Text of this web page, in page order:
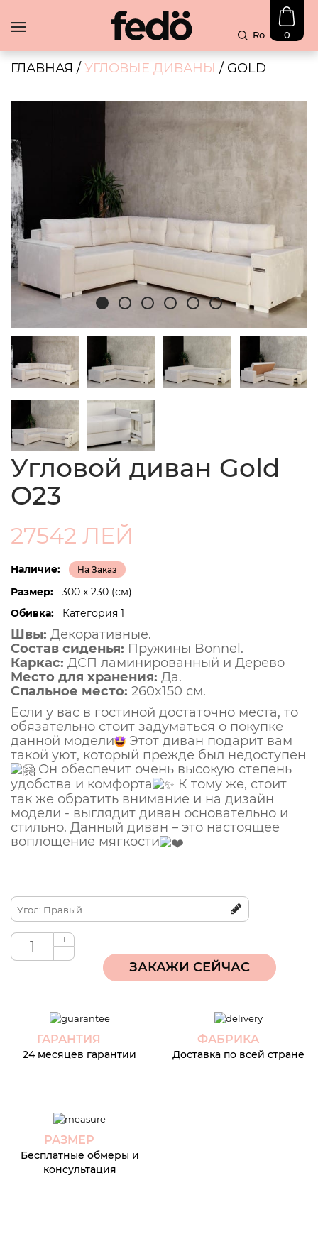
Наличии
диваны
Чехлы
Блог
Контакты
Ro 0
ГЛАВНАЯ / УГЛОВЫЕ ДИВАНЫ / GOLD
Угловой диван Gold
O23
27542 ЛЕЙ
Наличие: На Заказ
Размер:
300 x 230 (см)
Обивка:
Категория 1
Швы: Декоративные.
Состав сиденья: Пружины Bonnel.
Каркас: ДСП ламинированный и Дерево
Место для хранения: Да.
Спальное место: 260x150 см.
Если у вас в гостиной достаточно места, то
обязательно стоит задуматься о покупке
данной модели
Этот диван подарит вам
такой уют, который прежде был недоступен
Он обеспечит очень высокую степень
удобства и комфорта
К тому же, стоит
так же обратить внимание и на дизайн
модели - выглядит диван основательно и
стильно. Данный диван – это настоящее
воплощение мягкости
Угол: Правый
+
-
ГАРАНТИЯ
24 месяцев гарантии
ФАБРИКА
Доставка по всей стране
РАЗМЕР
Бесплатные обмеры и
консультация